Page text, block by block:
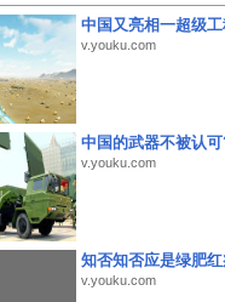
中国又亮相一超级
v.youku.com
中国的武器不被认
v.youku.com
知否知否应是绿肥
v.youku.com